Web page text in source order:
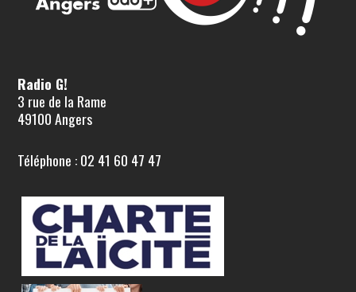
Radio G!
3 rue de la Rame
49100 Angers
Téléphone : 02 41 60 47 47